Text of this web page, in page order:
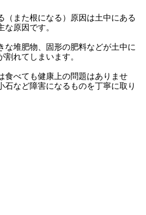
（また根になる）原因は土中にある
な原因です。
な堆肥物、固形の肥料などが土中に
割れてしまいます。
食べても健康上の問題はありませ
石など障害になるものを丁寧に取り